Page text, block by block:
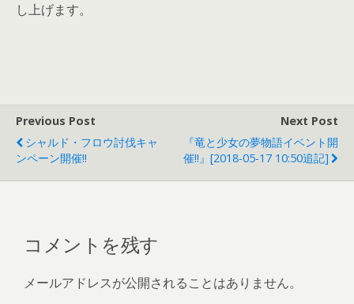
し上げます。
Previous Post
シャルド・フロウ討伐キャ
ンペーン開催!!
Next Post
『竜と少女の夢物語イベント開
催!!』[2018-05-17 10:50追記]
コメントを残す
メールアドレスが公開されることはありません。